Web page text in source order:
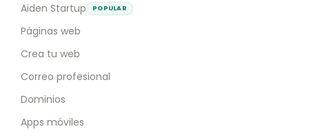
Aiden Startup POPULAR
Páginas web
Crea tu web
Correo profesional
Dominios
Apps móviles